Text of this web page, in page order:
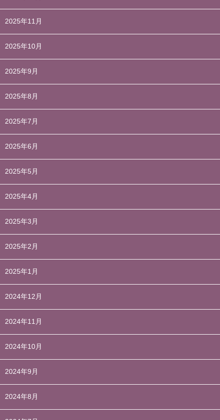
2025年11月
2025年10月
2025年9月
2025年8月
2025年7月
2025年6月
2025年5月
2025年4月
2025年3月
2025年2月
2025年1月
2024年12月
2024年11月
2024年10月
2024年9月
2024年8月